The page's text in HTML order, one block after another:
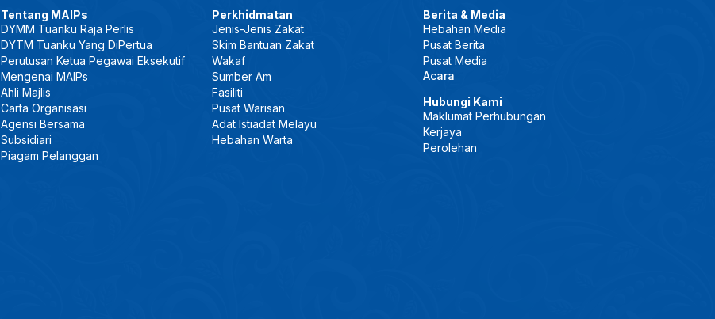
Tentang MAIPs
DYMM Tuanku Raja Perlis
DYTM Tuanku Yang DiPertua
Perutusan Ketua Pegawai Eksekutif
Mengenai MAIPs
Ahli Majlis
Carta Organisasi
Agensi Bersama
Subsidiari
Piagam Pelanggan
Perkhidmatan
Jenis-Jenis Zakat
Skim Bantuan Zakat
Wakaf
Sumber Am
Fasiliti
Pusat Warisan
Adat Istiadat Melayu
Hebahan Warta
Berita & Media
Hebahan Media
Pusat Berita
Pusat Media
Acara
Hubungi Kami
Maklumat Perhubungan
Kerjaya
Perolehan